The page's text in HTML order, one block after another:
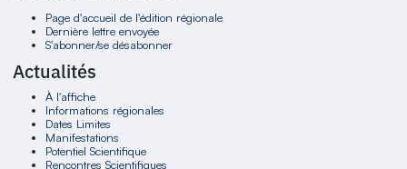
Page d'accueil de l'édition régionale
Dernière lettre envoyée
S'abonner/se désabonner
Actualités
À l'affiche
Informations régionales
Dates Limites
Manifestations
Potentiel Scientifique
Rencontres Scientifiques